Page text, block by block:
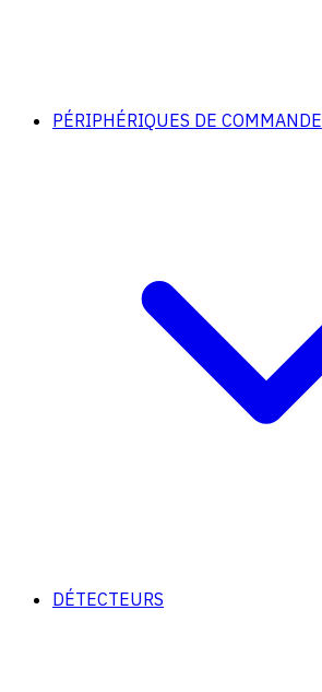
PÉRIPHÉRIQUES DE COMMANDE
DÉTECTEURS